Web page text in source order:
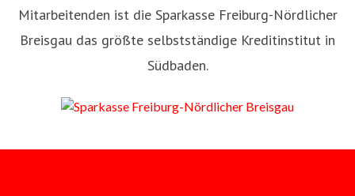
Mitarbeitenden ist die Sparkasse Freiburg-Nördlicher
Breisgau das größte selbstständige Kreditinstitut in
Südbaden.